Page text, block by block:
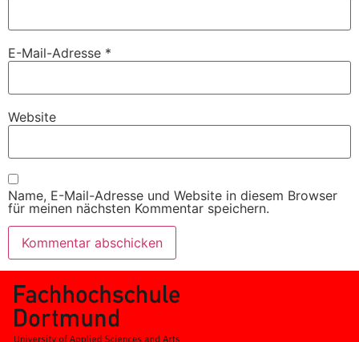
E-Mail-Adresse *
Website
Name, E-Mail-Adresse und Website in diesem Browser
für meinen nächsten Kommentar speichern.